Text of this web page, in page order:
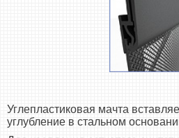
Углепластиковая мачта
углубление в стальном